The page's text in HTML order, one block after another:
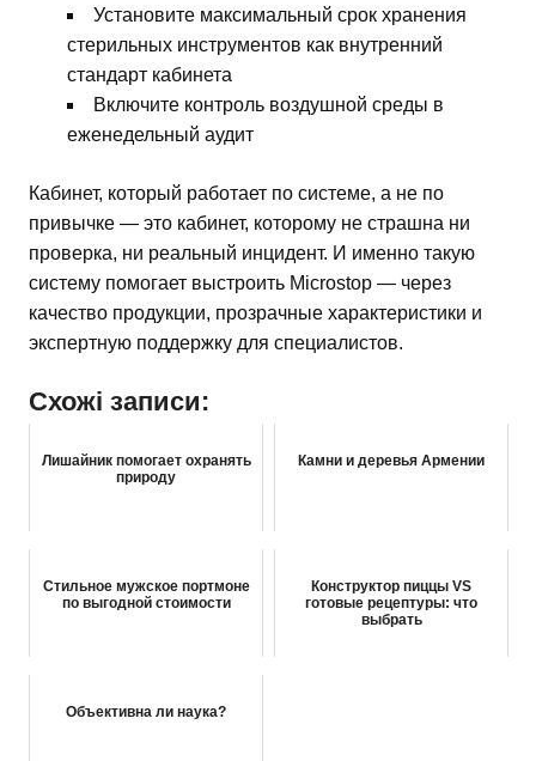
Установите максимальный срок хранения
стерильных инструментов как внутренний
стандарт кабинета
Включите контроль воздушной среды в
еженедельный аудит
Кабинет, который работает по системе, а не по
привычке — это кабинет, которому не страшна ни
проверка, ни реальный инцидент. И именно такую
систему помогает выстроить Microstop — через
качество продукции, прозрачные характеристики и
экспертную поддержку для специалистов.
Схожі записи:
Лишайник помогает охранять
природу
Камни и деревья Армении
Стильное мужское портмоне
по выгодной стоимости
Конструктор пиццы VS
готовые рецептуры: что
выбрать
Объективна ли наука?